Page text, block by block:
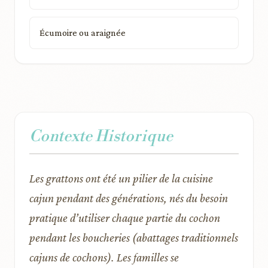
Écumoire ou araignée
Contexte Historique
Les grattons ont été un pilier de la cuisine
cajun pendant des générations, nés du besoin
pratique d’utiliser chaque partie du cochon
pendant les boucheries (abattages traditionnels
cajuns de cochons). Les familles se